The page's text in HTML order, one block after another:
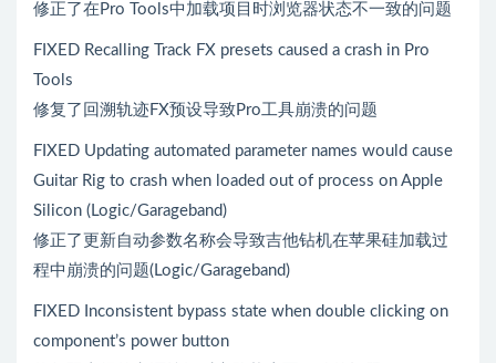
修正了在Pro Tools中加载项目时浏览器状态不一致的问题
FIXED Recalling Track FX presets caused a crash in Pro
Tools
修复了回溯轨迹FX预设导致Pro工具崩溃的问题
FIXED Updating automated parameter names would cause
Guitar Rig to crash when loaded out of process on Apple
Silicon (Logic/Garageband)
修正了更新自动参数名称会导致吉他钻机在苹果硅加载过
程中崩溃的问题(Logic/Garageband)
FIXED Inconsistent bypass state when double clicking on
component’s power button